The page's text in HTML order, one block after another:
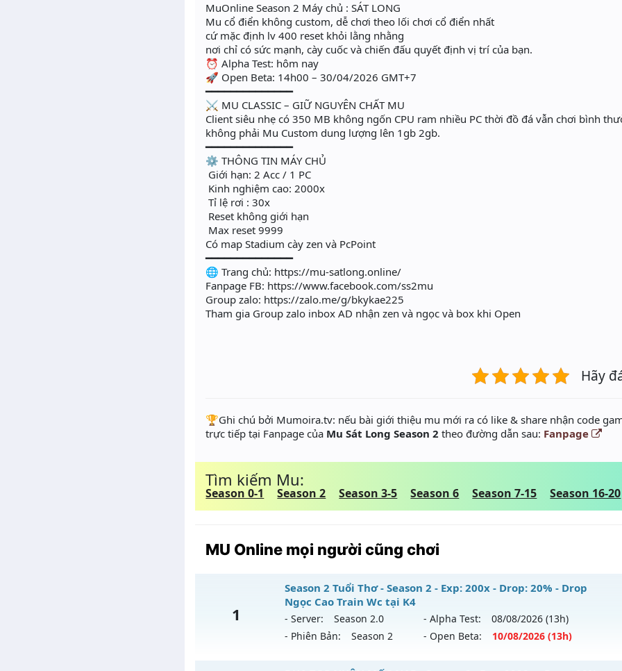
MuOnline Season 2 Máy chủ : SÁT LONG
Mu cổ điển không custom, dễ chơi theo lối chơi cổ điển nhất
cứ mặc định lv 400 reset khỏi lằng nhằng
nơi chỉ có sức mạnh, cày cuốc và chiến đấu quyết định vị trí của bạn.
⏰ Alpha Test: hôm nay
🚀 Open Beta: 14h00 – 30/04/2026 GMT+7
━━━━━━━━━━━━━━
⚔️ MU CLASSIC – GIỮ NGUYÊN CHẤT MU
Client siêu nhẹ có 350 MB không ngốn CPU ram nhiều PC thời đồ đá vẫn chơi bình
không phải Mu Custom dung lượng lên 1gb 2gb.
━━━━━━━━━━━━━━
⚙️ THÔNG TIN MÁY CHỦ
Giới hạn: 2 Acc / 1 PC
Kinh nghiệm cao: 2000x
Tỉ lệ rơi : 30x
Reset không giới hạn
Max reset 9999
Có map Stadium cày zen và PcPoint
━━━━━━━━━━━━━━
🌐 Trang chủ: https://mu-satlong.online/
Fanpage FB: https://www.facebook.com/ss2mu
Group zalo: https://zalo.me/g/bkykae225
Tham gia Group zalo inbox AD nhận zen và ngọc và box khi Open
Hãy
️🏆Ghi chú bởi Mumoira.tv: nếu bài giới thiệu mu mới ra có like & share nhận code
trực tiếp tại Fanpage của Mu Sát Long Season 2 theo đường dẫn sau: Fanpage
Tìm kiếm Mu:
Season 0-1 Season 2 Season 3-5 Season 6 Season 7-15 Season 16-20
MU Online mọi người cũng chơi
1
Season 2 Tuổi Thơ - Season 2 - Exp: 200x - Drop: 20% - Drop
Ngọc Cao Train Wc tại K4
- Server: Season 2.0 - Alpha Test: 08/08/2026 (13h)
- Phiên Bản:
Season 2 - Open Beta: 10/08/2026 (13h)